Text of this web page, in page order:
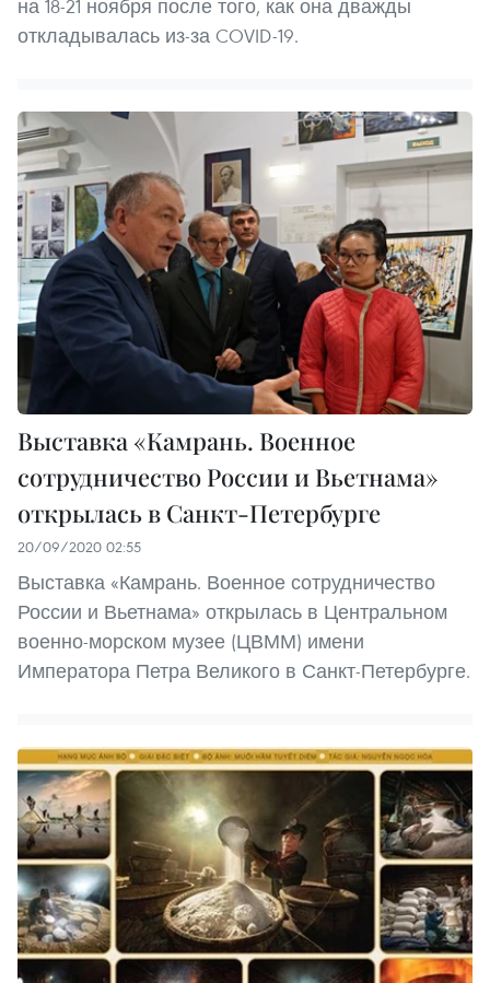
на 18-21 ноября после того, как она дважды
откладывалась из-за COVID-19.
Выставка «Камрань. Военное
сотрудничество России и Вьетнама»
открылась в Санкт-Петербурге
20/09/2020 02:55
Выставка «Камрань. Военное сотрудничество
России и Вьетнама» открылась в Центральном
военно-морском музее (ЦВММ) имени
Императора Петра Великого в Санкт-Петербурге.